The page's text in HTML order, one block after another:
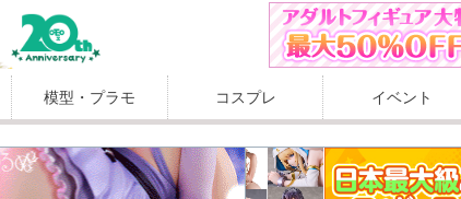
模型・プラモ コスプレ イベント